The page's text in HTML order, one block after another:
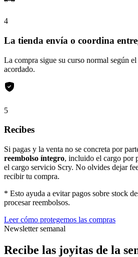
4
La tienda envía o coordina
La compra sigue su curso normal según
acordado.
5
Recibes
Si pagas y la venta no se concreta por
reembolso íntegro, incluido el cargo por
el cargo servicio Scry. No olvides dejar
recibir tu compra.
* Esto ayuda a evitar pagos sobre stock
procesar reembolsos.
Leer cómo protegemos las compras
Newsletter semanal
Recibe las joyitas de la